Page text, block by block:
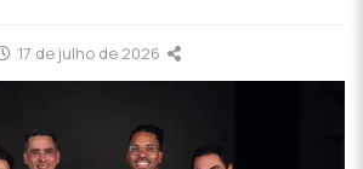
17 de julho de 2026